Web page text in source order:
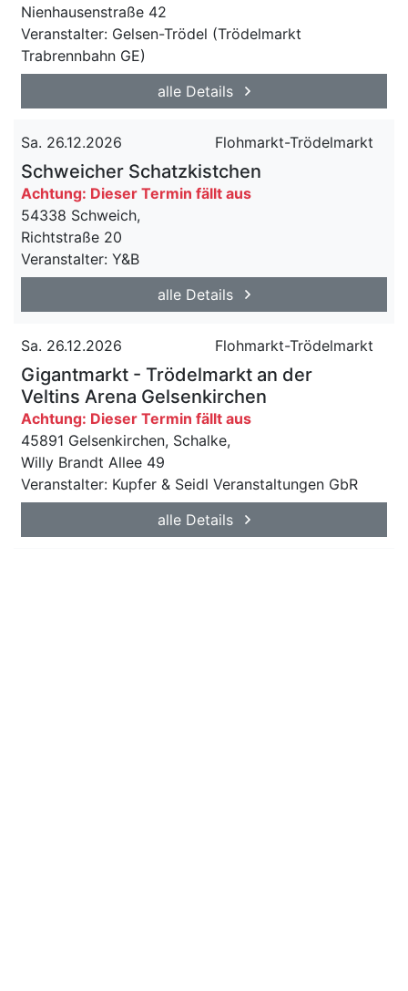
Nienhausenstraße 42
Veranstalter: Gelsen-Trödel (Trödelmarkt
Trabrennbahn GE)
alle Details
Sa. 26.12.2026 Flohmarkt-Trödelmarkt
Schweicher Schatzkistchen
Achtung: Dieser Termin fällt aus
54338 Schweich,
Richtstraße 20
Veranstalter: Y&B
alle Details
Sa. 26.12.2026 Flohmarkt-Trödelmarkt
Gigantmarkt - Trödelmarkt an der
Veltins Arena Gelsenkirchen
Achtung: Dieser Termin fällt aus
45891 Gelsenkirchen, Schalke,
Willy Brandt Allee 49
Veranstalter: Kupfer & Seidl Veranstaltungen GbR
alle Details